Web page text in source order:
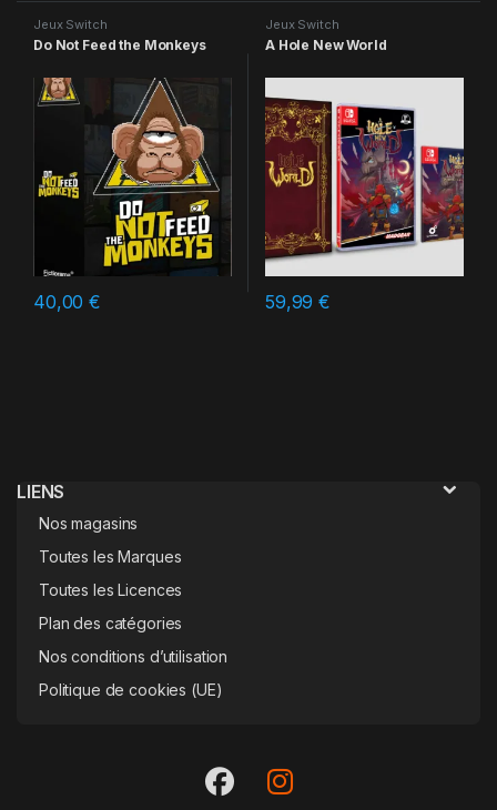
Jeux Switch
Do Not Feed the Monkeys
40,00€
Jeux Switch
A Hole New World
59,99€
LIENS
Nos magasins
Toutes les Marques
Toutes les Licences
Plan des catégories
Nos conditions d’utilisation
Politique de cookies (UE)